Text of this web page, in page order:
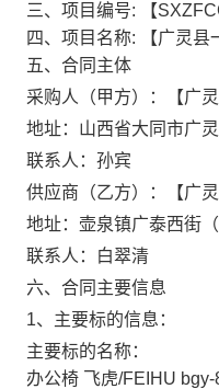
三、项目编号:
【
四、项目名称:
【广灵
五、合同主体
采购人（甲方）：【广
地址：山西省大同市广
联系人：孙宾
供应商（乙方）：【广
地址：壶泉镇广泰西街（
联系人：白翠清
六、合同主要信息
1、主要标的信息：
主要标的名称：
办公椅 飞虎/FEIHU